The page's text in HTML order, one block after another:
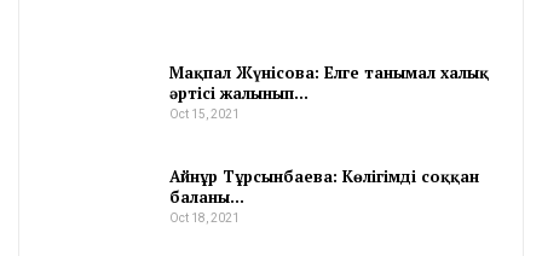
Мақпал Жүнісова: Елге танымал халық
әртісі жалынып…
Oct 15, 2021
Айнұр Тұрсынбаева: Көлігімді соққан
баланы…
Oct 18, 2021